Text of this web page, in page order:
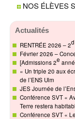
NOS ÉLÈVES
Actualités
RENTRÉE 2026 – 2d
Février 2026 –
[Admissions 2e
« Un triple 20 aux
de l’ENS Ulm
JES Journée de
Conférence SVT «
Terre restera
Conférence SVT «